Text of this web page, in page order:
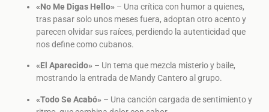
«No Me Digas Hello» – Una crítica con humor a quienes,
tras pasar solo unos meses fuera, adoptan otro acento y
parecen olvidar sus raíces, perdiendo la autenticidad que
nos define como cubanos.
«El Aparecido» – Un tema que mezcla misterio y baile,
mostrando la entrada de Mandy Cantero al grupo.
«Todo Se Acabó» – Una canción cargada de sentimiento y